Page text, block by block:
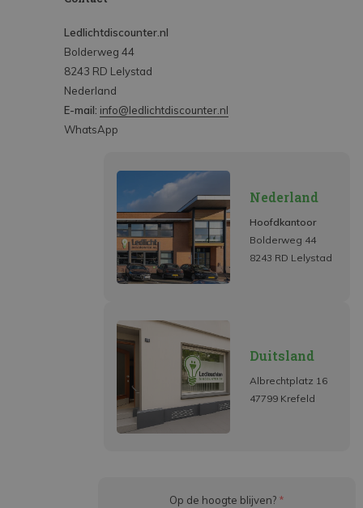
Ledlichtdiscounter.nl
Bolderweg 44
8243 RD Lelystad
Nederland
E-mail: info@ledlichtdiscounter.nl
WhatsApp
Nederland
Hoofdkantoor
Bolderweg 44
8243 RD Lelystad
Duitsland
Albrechtplatz 16
47799 Krefeld
Op de hoogte blijven? *